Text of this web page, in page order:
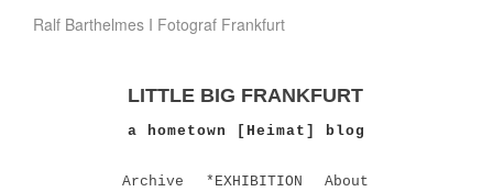
Ralf Barthelmes I Fotograf Frankfurt
LITTLE BIG FRANKFURT
a hometown [Heimat] blog
Archive *EXHIBITION About